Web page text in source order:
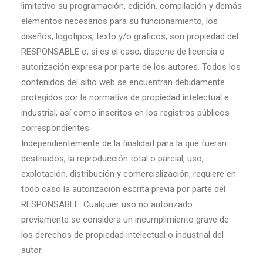
limitativo su programación, edición, compilación y demás
elementos necesarios para su funcionamiento, los
diseños, logotipos, texto y/o gráficos, son propiedad del
RESPONSABLE o, si es el caso, dispone de licencia o
autorización expresa por parte de los autores. Todos los
contenidos del sitio web se encuentran debidamente
protegidos por la normativa de propiedad intelectual e
industrial, así como inscritos en los registros públicos
correspondientes.
Independientemente de la finalidad para la que fueran
destinados, la reproducción total o parcial, uso,
explotación, distribución y comercialización, requiere en
todo caso la autorización escrita previa por parte del
RESPONSABLE. Cualquier uso no autorizado
previamente se considera un incumplimiento grave de
los derechos de propiedad intelectual o industrial del
autor.